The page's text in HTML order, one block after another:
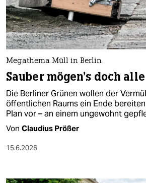
nord
wahrheit
verlag
verlag
veranstaltungen
shop
fragen & hilfe
Megathema Müll in Berlin
Sauber mögen's doch alle
Die Berliner Grünen wollen der
öffentlichen Raums ein Ende
Plan vor – an einem ungewohnt
Von Claudius Prößer
15.6.2026